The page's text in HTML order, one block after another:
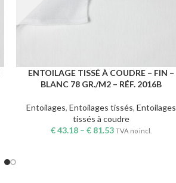
CHOIX DES OPTIONS
ENTOILAGE TISSÉ À COUDRE – FIN –
BLANC 78 GR./M2 – RÉF. 2016B
Entoilages,Entoilages tissés,Entoilages
tissés à coudre
€43.18 –€ 81.53 TVA no incl.